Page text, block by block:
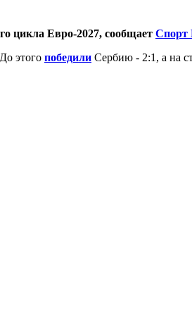
цикла Евро-2027, сообщает Спорт
этого победили Сербию - 2:1, а на